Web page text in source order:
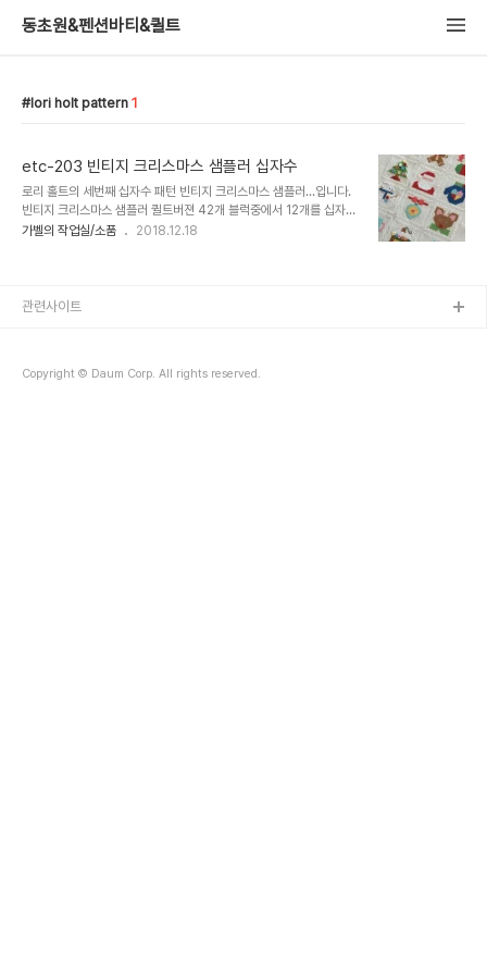
동초원&펜션바티&퀼트
lori holt pattern 1
etc-203 빈티지 크리스마스 샘플러 십자수
로리 홀트의 세번째 십자수 패턴 빈티지 크리스마스 샘플러...입니다.
빈티지 크리스마스 샘플러 퀼트버젼 42개 블럭중에서 12개를 십자수
로 디자인해서 만든 패턴입니다. 원작은 진한 베이지 톤의 원단인데 국
가벨의 작업실/소품 2018.12.18
Copyright © Daum Corp. All rights reserved.
관련사이트